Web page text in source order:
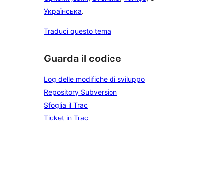
Українська.
Traduci questo tema
Guarda il codice
Log delle modifiche di sviluppo
Repository Subversion
Sfoglia il Trac
Ticket in Trac